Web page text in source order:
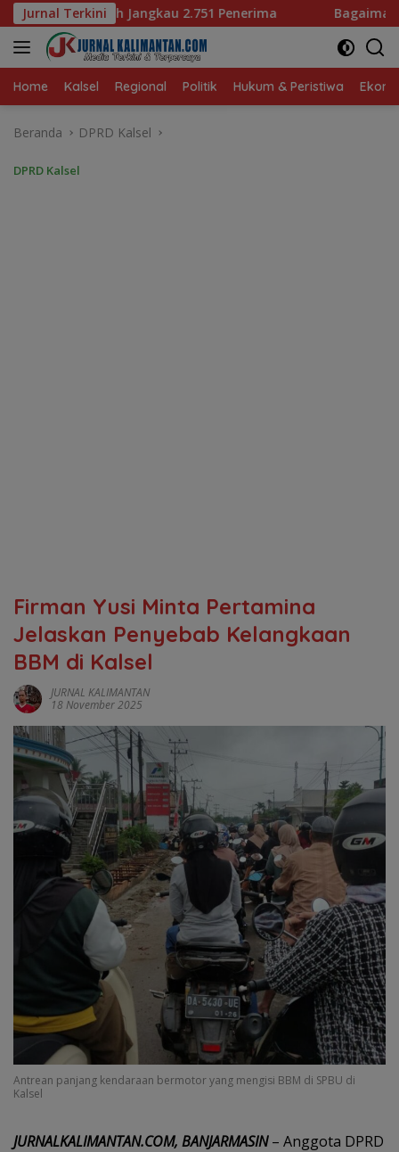
Langsung
ke
konten
Jurnal Terkini
2.751 Penerima Bagaimana KIP Hadapi Deepfake
Home Kalsel Regional Politik Hukum & Peristiwa
Beranda DPRD Kalsel
DPRD Kalsel
Firman Yusi Minta Pertamina
Jelaskan Penyebab Kelangkaan
BBM di Kalsel
JURNAL KALIMANTAN
18 November 2025
Antrean panjang kendaraan bermotor yang mengisi BBM di SPBU di
Kalsel
JURNALKALIMANTAN.COM, BANJARMASIN– Anggota DPRD